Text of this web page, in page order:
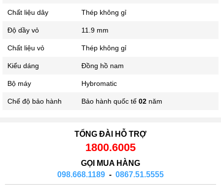
Chất liệu dây Thép không gỉ
Độ dầy vỏ 11.9 mm
Chất liệu vỏ Thép không gỉ
Kiểu dáng Đồng hồ nam
Bộ máy Hybromatic
Chế độ bảo hành Bảo hành quốc tế 02 năm
TỔNG ĐÀI HỖ TRỢ
1800.6005
GỌI MUA HÀNG
098.668.1189 - 0867.51.5555